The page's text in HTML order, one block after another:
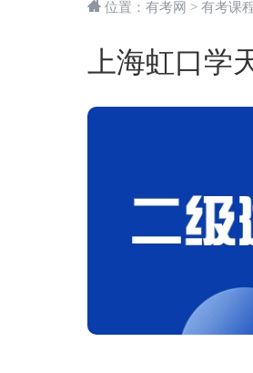
位置： 有考网 > 有考课
上海虹口学